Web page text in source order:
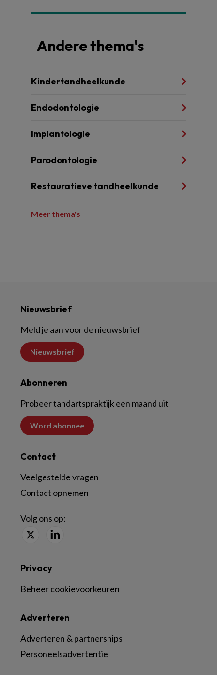
Andere thema's
Kindertandheelkunde
Endodontologie
Implantologie
Parodontologie
Restauratieve tandheelkunde
Meer thema's
Nieuwsbrief
Meld je aan voor de nieuwsbrief
Nieuwsbrief
Abonneren
Probeer tandartspraktijk een maand uit
Word abonnee
Contact
Veelgestelde vragen
Contact opnemen
Volg ons op:
Adverteren
Adverteren & partnerships
Personeelsadvertentie
Privacy
Beheer cookievoorkeuren